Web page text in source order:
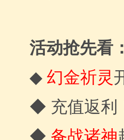
活动抢先看：
◆ 幻金祈灵
◆ 充值返利
◆ 备战诸神